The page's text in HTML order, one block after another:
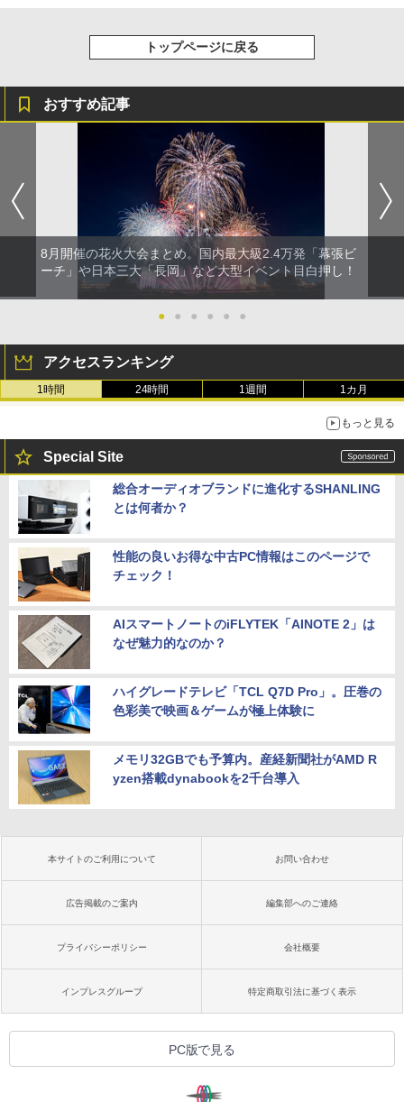
トップページに戻る
おすすめ記事
8月開催の花火大会まとめ。国内最大級2.4万発「幕張ビ
ーチ」や日本三大「長岡」など大型イベント目白押し！
● ● ● ● ● ●
アクセスランキング
1時間 24時間 1週間 1カ月
もっと見る
Special Site
総合オーディオブランドに進化するSHANLING
とは何者か？
性能の良いお得な中古PC情報はこのページで
チェック！
AIスマートノートのiFLYTEK「AINOTE 2」は
なぜ魅力的なのか？
ハイグレードテレビ「TCL Q7D Pro」。圧巻の
色彩美で映画＆ゲームが極上体験に
メモリ32GBでも予算内。産経新聞社がAMD R
yzen搭載dynabookを2千台導入
本サイトのご利用について お問い合わせ
広告掲載のご案内 編集部へのご連絡
プライバシーポリシー 会社概要
インプレスグループ 特定商取引法に基づく表示
PC版で見る